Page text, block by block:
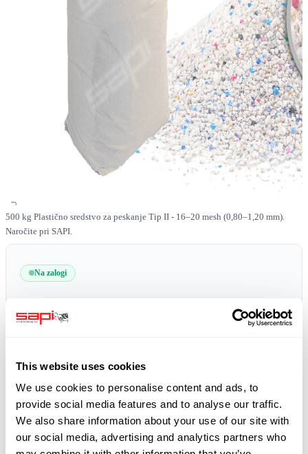
This website uses cookies
We use cookies to personalise content and ads, to
provide social media features and to analyse our traffic.
We also share information about your use of our site with
our social media, advertising and analytics partners who
500 kg Plastično sredstvo za peskanje Tip II - 16–20 mesh (0,80–1,20 mm).
Naročite pri SAPI.
Na zalogi
0519-PLAST-II-16-20-500